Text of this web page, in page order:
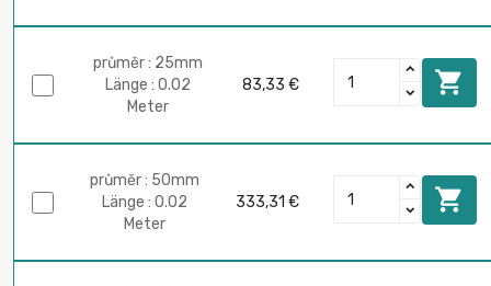
průměr : 25mm
Länge : 0.02
Meter
83,33 € 
průměr : 50mm
Länge : 0.02
Meter
333,31 € 